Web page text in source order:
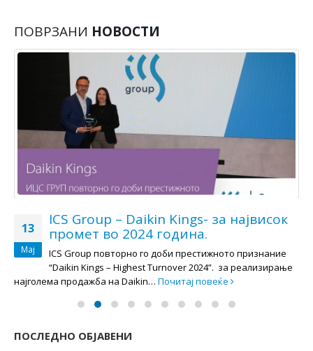
ПОВРЗАНИ НОВОСТИ
13
Мај
ICS Group – Daikin Kings- за највисок
промет во 2024 годинa.
ICS Group повторно го доби престижното признание
“Daikin Kings – Highest Turnover 2024”. за реализирање
најголема продажба на Daikin…
Почитај повеќе
ПОСЛЕДНО ОБЈАВЕНИ